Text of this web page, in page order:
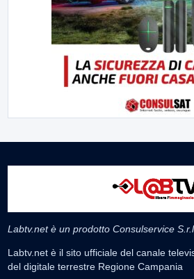
Labtv.net è un prodotto Consulservice
Labtv.net è il sito ufficiale del canale
del digitale terrestre Regione Campania